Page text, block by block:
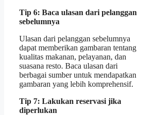
Tip 6: Baca ulasan dari pelanggan
sebelumnya
Ulasan dari pelanggan sebelumnya
dapat memberikan gambaran tentang
kualitas makanan, pelayanan, dan
suasana resto. Baca ulasan dari
berbagai sumber untuk mendapatkan
gambaran yang lebih komprehensif.
Tip 7: Lakukan reservasi jika
diperlukan